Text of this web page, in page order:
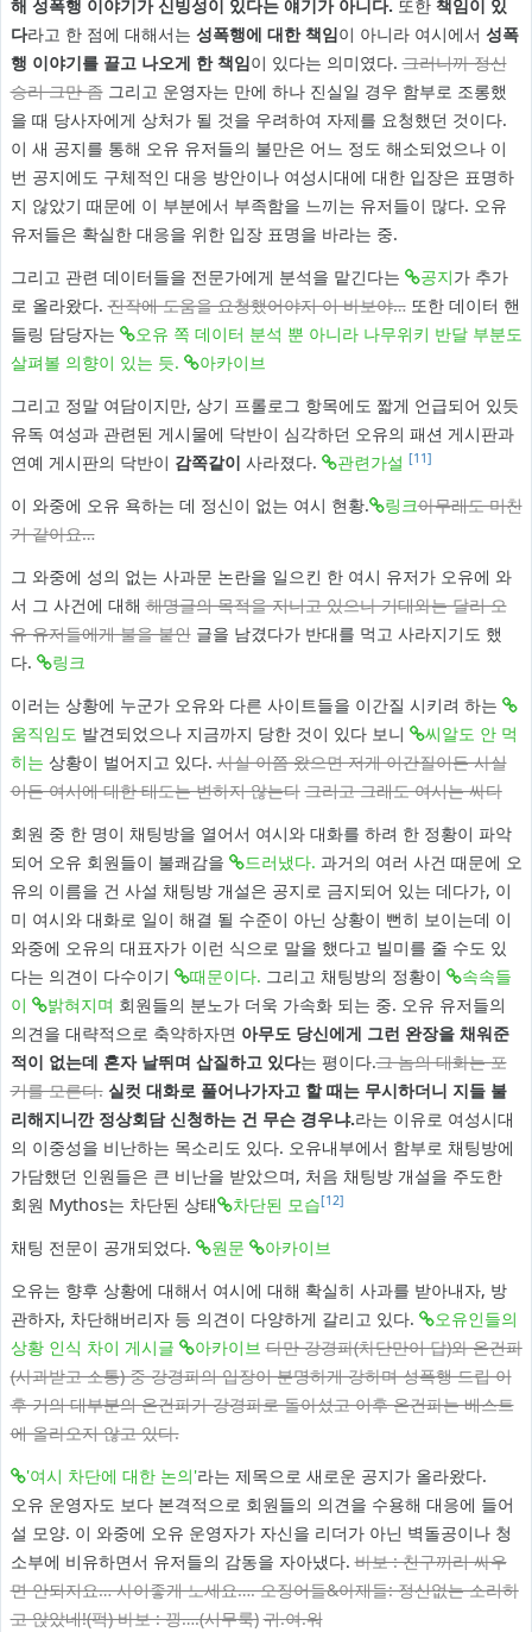
해 성폭행 이야기가 신빙성이 있다는 얘기가 아니다.또한 책임이 있
다라고 한 점에 대해서는 성폭행에 대한 책임이 아니라 여시에서 성폭
행 이야기를 끌고 나오게 한 책임이 있다는 의미였다.그러니까 정신
승리 그만 좀그리고 운영자는 만에 하나 진실일 경우 함부로 조롱했
을 때 당사자에게 상처가 될 것을 우려하여 자제를 요청했던 것이다.
이 새 공지를 통해 오유 유저들의 불만은 어느 정도 해소되었으나 이
번 공지에도 구체적인 대응 방안이나 여성시대에 대한 입장은 표명하
지 않았기 때문에 이 부분에서 부족함을 느끼는 유저들이 많다. 오유
유저들은 확실한 대응을 위한 입장 표명을 바라는 중.
그리고 관련 데이터들을 전문가에게 분석을 맡긴다는
공지가 추가
로 올라왔다.진작에 도움을 요청했어야지 이 바보야…또한 데이터 핸
들링 담당자는
오유 쪽 데이터 분석 뿐 아니라 나무위키 반달 부분도
살펴볼 의향이 있는 듯.
아카이브
그리고 정말 여담이지만, 상기 프롤로그 항목에도 짧게 언급되어 있듯
유독 여성과 관련된 게시물에 닥반이 심각하던 오유의 패션 게시판과
연예 게시판의 닥반이 감쪽같이 사라졌다. 관련가설 [11]
이 와중에 오유 욕하는 데 정신이 없는 여시 현황. 링크아무래도 미친
거 같아요…
그 와중에 성의 없는 사과문 논란을 일으킨 한 여시 유저가 오유에 와
서 그 사건에 대해해명글의 목적을 지니고 있으나 기대와는 달리 오
유 유저들에게 불을 붙인글을 남겼다가 반대를 먹고 사라지기도 했
다.
링크
이러는 상황에 누군가 오유와 다른 사이트들을 이간질 시키려 하는
움직임도 발견되었으나 지금까지 당한 것이 있다 보니
씨알도 안 먹
히는 상황이 벌어지고 있다.사실 이쯤 왔으면 저게 이간질이든 사실
이든 여시에 대한 태도는 변하지 않는다 그리고 그래도 여시는 싸다
회원 중 한 명이 채팅방을 열어서 여시와 대화를 하려 한 정황이 파악
되어 오유 회원들이 불쾌감을
드러냈다. 과거의 여러 사건 때문에 오
유의 이름을 건 사설 채팅방 개설은 공지로 금지되어 있는 데다가, 이
미 여시와 대화로 일이 해결 될 수준이 아닌 상황이 뻔히 보이는데 이
와중에 오유의 대표자가 이런 식으로 말을 했다고 빌미를 줄 수도 있
다는 의견이 다수이기
때문이다. 그리고 채팅방의 정황이
속속들
이
밝혀지며 회원들의 분노가 더욱 가속화 되는 중. 오유 유저들의
의견을 대략적으로 축약하자면 아무도 당신에게 그런 완장을 채워준
적이 없는데 혼자 날뛰며 삽질하고 있다는 평이다.그 놈의 대화는 포
기를 모른다. 실컷 대화로 풀어나가자고 할 때는 무시하더니 지들 불
리해지니깐 정상회담 신청하는 건 무슨 경우냐.라는 이유로 여성시대
의 이중성을 비난하는 목소리도 있다. 오유내부에서 함부로 채팅방에
가담했던 인원들은 큰 비난을 받았으며, 처음 채팅방 개설을 주도한
회원 Mythos는 차단된 상태
차단된 모습[12]
채팅 전문이 공개되었다. 원문
아카이브
오유는 향후 상황에 대해서 여시에 대해 확실히 사과를 받아내자, 방
관하자, 차단해버리자 등 의견이 다양하게 갈리고 있다.
오유인들의
상황 인식 차이 게시글
아카이브 다만 강경파(차단만이 답)와 온건파
(사과받고 소통) 중 강경파의 입장이 분명하게 강하며 성폭행 드립 이
후 거의 대부분의 온건파가 강경파로 돌아섰고 이후 온건파는 베스트
에 올라오지 않고 있다.
'여시 차단에 대한 논의'라는 제목으로 새로운 공지가 올라왔다.
오유 운영자도 보다 본격적으로 회원들의 의견을 수용해 대응에 들어
설 모양. 이 와중에 오유 운영자가 자신을 리더가 아닌 벽돌공이나 청
소부에 비유하면서 유저들의 감동을 자아냈다.바보 : 친구끼리 싸우
면 안되지요… 사이좋게 노세요…. 오징어들&아재들: 정신없는 소리하
고 앉았네!(퍽) 바보 : 끵….(시무룩) 귀.여.워